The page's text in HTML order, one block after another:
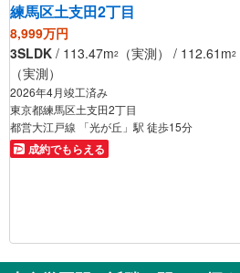
練馬区土支田2丁目
8,999万円
3SLDK / 113.47m2 （実測） / 112.61m2
（実測）
2026年4月竣工済み
東京都練馬区土支田2丁目
都営大江戸線 「光が丘」駅 徒歩15分
成約でもらえる